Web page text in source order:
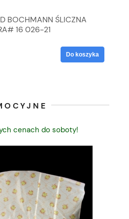
BOCHMANN ŚLICZNA
16 026-21
Do koszyka
cenach do soboty!